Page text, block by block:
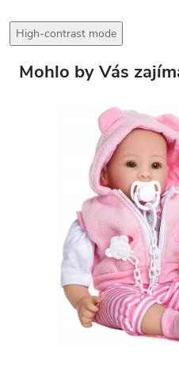
High-contrast mode